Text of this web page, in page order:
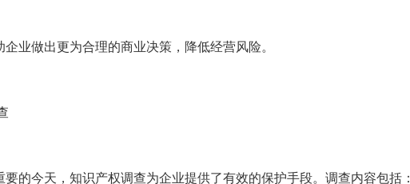
业做出更为合理的商业决策，降低经营风险。
的今天，知识产权调查为企业提供了有效的保护手段。调查内容包括：